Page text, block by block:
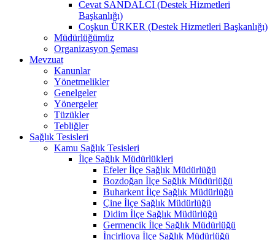
Cevat SANDALCI (Destek Hizmetleri
Başkanlığı)
Coşkun ÜRKER (Destek Hizmetleri Başkanlığı)
Müdürlüğümüz
Organizasyon Şeması
Mevzuat
Kanunlar
Yönetmelikler
Genelgeler
Yönergeler
Tüzükler
Tebliğler
Sağlık Tesisleri
Kamu Sağlık Tesisleri
İlçe Sağlık Müdürlükleri
Efeler İlçe Sağlık Müdürlüğü
Bozdoğan İlçe Sağlık Müdürlüğü
Buharkent İlçe Sağlık Müdürlüğü
Çine İlçe Sağlık Müdürlüğü
Didim İlçe Sağlık Müdürlüğü
Germencik İlçe Sağlık Müdürlüğü
İncirliova İlçe Sağlık Müdürlüğü